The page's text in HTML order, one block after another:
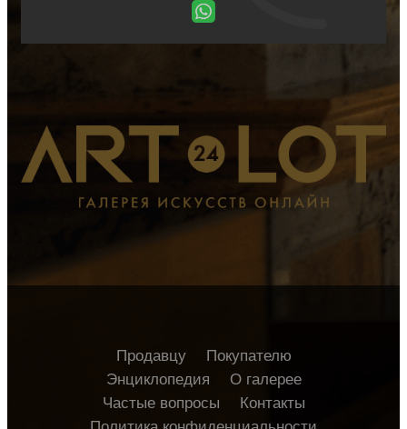
Продавцу
Покупателю
Энциклопедия
О галерее
Частые вопросы
Контакты